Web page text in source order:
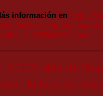
información en
https://
fracasa-segundo-ano-
CESS tilda de
la tasa de